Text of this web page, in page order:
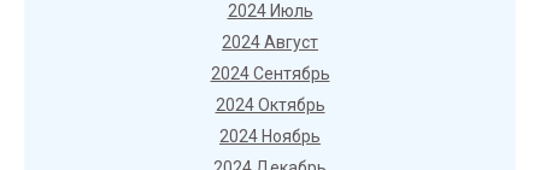
2024 Июль
2024 Август
2024 Сентябрь
2024 Октябрь
2024 Ноябрь